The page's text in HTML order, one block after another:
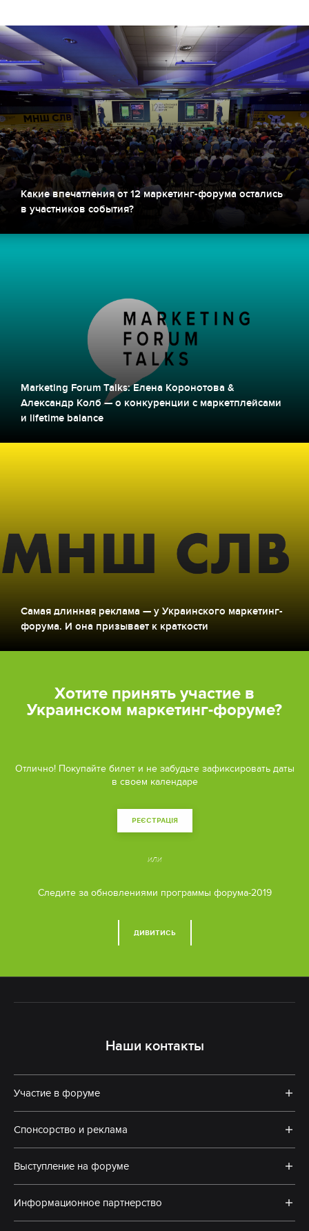
Какие впечатления от 12 маркетинг-форума остались
в участников события?
Marketing Forum Talks: Елена Коронотова &
Александр Колб — о конкуренции с маркетплейсами
и lifetime balance
Самая длинная реклама — у Украинского маркетинг-
форума. И она призывает к краткости
Хотите принять участие в
Украинском маркетинг-форуме?
Отлично! Покупайте билет и не забудьте зафиксировать даты
в своем календаре
РЕЄСТРАЦІЯ
или
Следите за обновлениями программы форума-2019
ДИВИТИСЬ
Наши контакты
Участие в форуме
Спонсорство и реклама
Выступление на форуме
Информационное партнерство